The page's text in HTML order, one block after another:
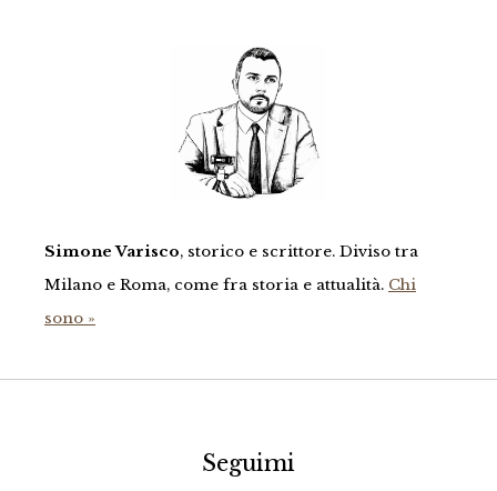
Simone Varisco, storico e scrittore. Diviso tra
Milano e Roma, come fra storia e attualità. Chi
sono »
Seguimi